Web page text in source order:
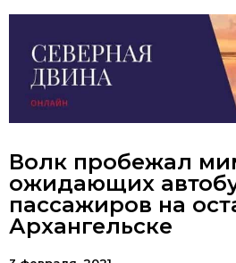
Волк пробежал
ожидающих
пассажиров на
Архангельске